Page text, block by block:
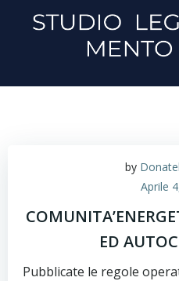
by
Aprile
ED
Pubblicate le regole